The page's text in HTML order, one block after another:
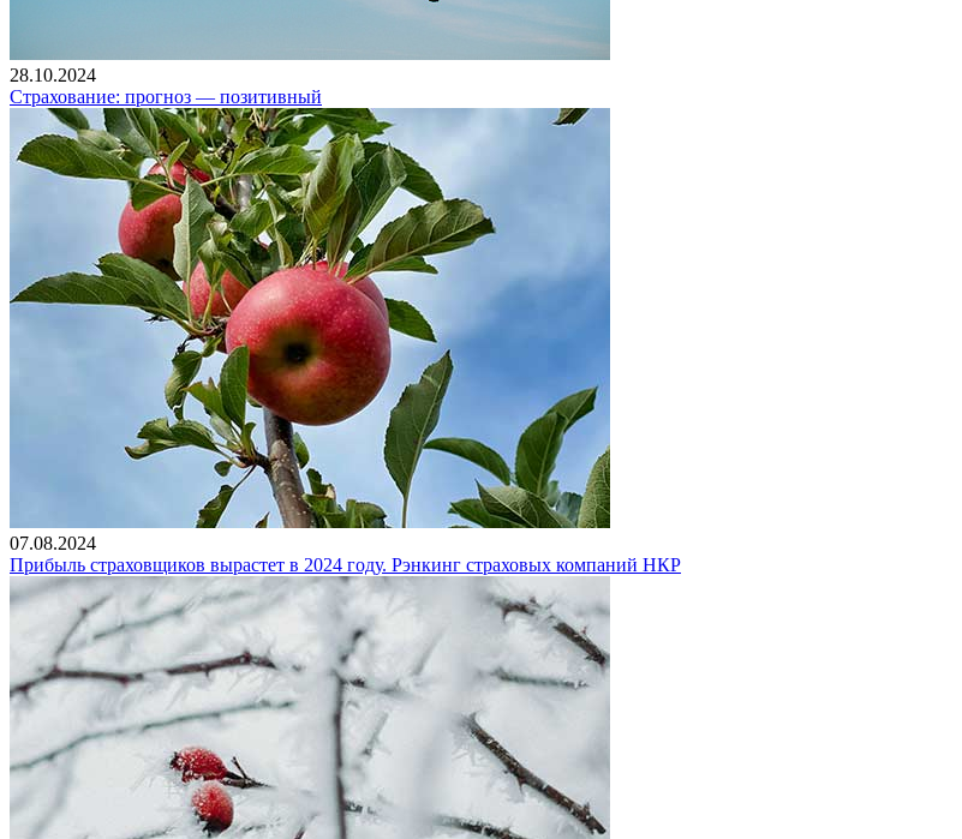
28.10.2024
Страхование: прогноз — позитивный
07.08.2024
Прибыль страховщиков вырастет в 2024 году. Рэнкинг страховых компаний НКР